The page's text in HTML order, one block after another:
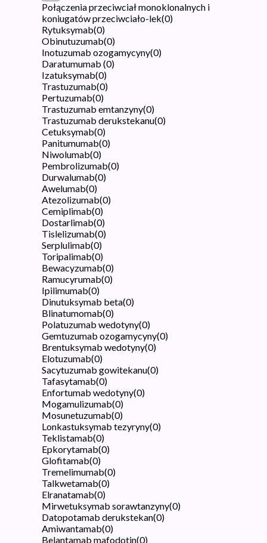
Połączenia przeciwciał monoklonalnych i
koniugatów przeciwciało-lek(0)
Rytuksymab(0)
Obinutuzumab(0)
Inotuzumab ozogamycyny(0)
Daratumumab (0)
Izatuksymab(0)
Trastuzumab(0)
Pertuzumab(0)
Trastuzumab emtanzyny(0)
Trastuzumab derukstekanu(0)
Cetuksymab(0)
Panitumumab(0)
Niwolumab(0)
Pembrolizumab(0)
Durwalumab(0)
Awelumab(0)
Atezolizumab(0)
Cemiplimab(0)
Dostarlimab(0)
Tislelizumab(0)
Serplulimab(0)
Toripalimab(0)
Bewacyzumab(0)
Ramucyrumab(0)
Ipilimumab(0)
Dinutuksymab beta(0)
Blinatumomab(0)
Polatuzumab wedotyny(0)
Gemtuzumab ozogamycyny(0)
Brentuksymab wedotyny(0)
Elotuzumab(0)
Sacytuzumab gowitekanu(0)
Tafasytamab(0)
Enfortumab wedotyny(0)
Mogamulizumab(0)
Mosunetuzumab(0)
Lonkastuksymab tezyryny(0)
Teklistamab(0)
Epkorytamab(0)
Glofitamab(0)
Tremelimumab(0)
Talkwetamab(0)
Elranatamab(0)
Mirwetuksymab sorawtanzyny(0)
Datopotamab derukstekan(0)
Amiwantamab(0)
Belantamab mafodotin(0)